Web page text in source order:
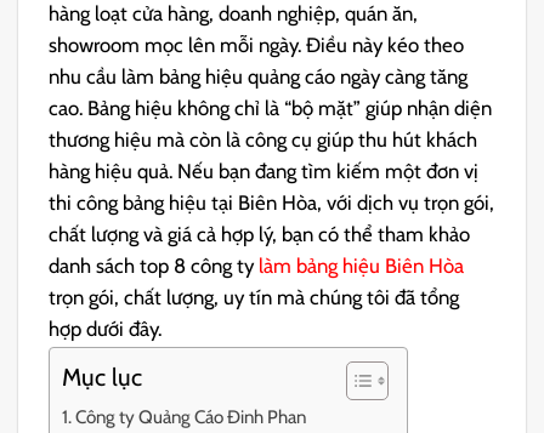
hàng loạt cửa hàng, doanh nghiệp, quán ăn,
showroom mọc lên mỗi ngày. Điều này kéo theo
nhu cầu làm bảng hiệu quảng cáo ngày càng tăng
cao. Bảng hiệu không chỉ là “bộ mặt” giúp nhận diện
thương hiệu mà còn là công cụ giúp thu hút khách
hàng hiệu quả. Nếu bạn đang tìm kiếm một đơn vị
thi công bảng hiệu tại Biên Hòa, với dịch vụ trọn gói,
chất lượng và giá cả hợp lý, bạn có thể tham khảo
danh sách top 8 công ty làm bảng hiệu Biên Hòa
trọn gói, chất lượng, uy tín mà chúng tôi đã tổng
hợp dưới đây.
Mục lục
Công ty Quảng Cáo Đinh Phan